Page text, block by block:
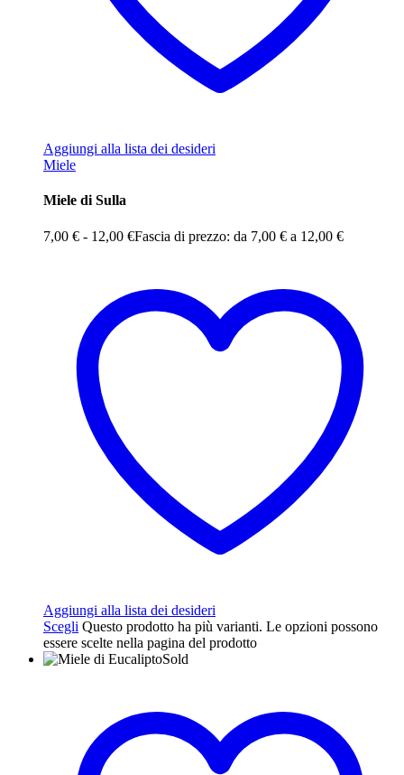
Aggiungi alla lista dei desideri
Miele
Miele di Sulla
7,00 € - 12,00 €Fascia di prezzo: da 7,00 € a 12,00 €
Aggiungi alla lista dei desideri
Scegli Questo prodotto ha più varianti. Le opzioni possono
essere scelte nella pagina del prodotto
Sold